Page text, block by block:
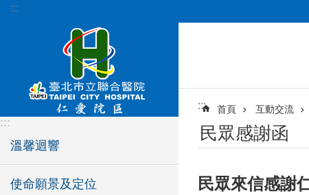
跳到主要內容區塊
:::
:::
溫馨迴響
使命願景及定位
::: 首頁 互動交流
民眾感謝函
民眾來信感謝